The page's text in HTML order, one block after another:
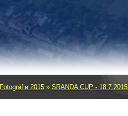
Fotografie 2015 » SRANDA CUP - 18.7.2015